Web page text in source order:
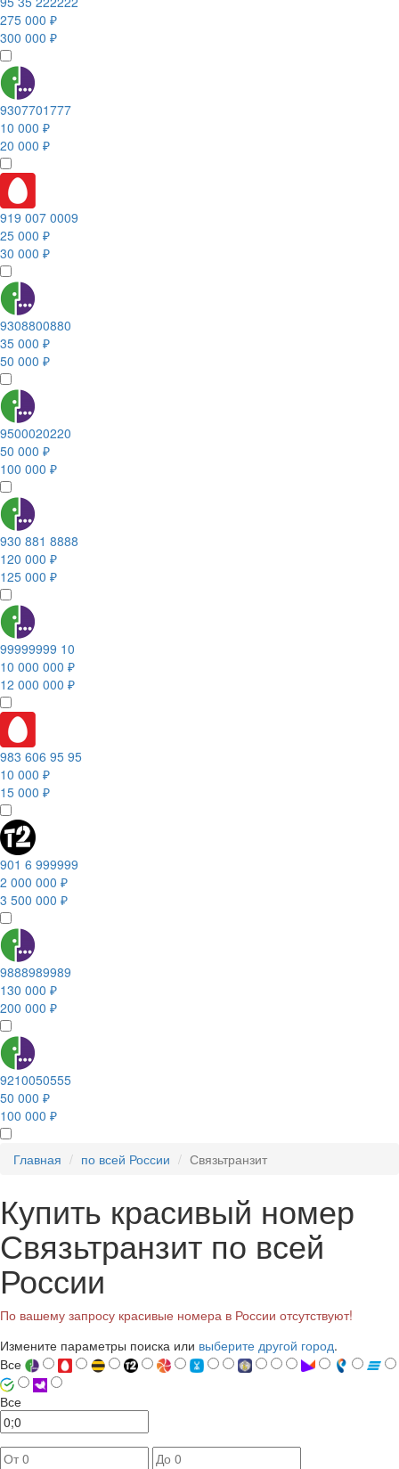
275 000 ₽
300 000 ₽
9307701777
10 000 ₽
20 000 ₽
919 007 0009
25 000 ₽
30 000 ₽
9308800880
35 000 ₽
50 000 ₽
9500020220
50 000 ₽
100 000 ₽
930 881 8888
120 000 ₽
125 000 ₽
99999999 10
10 000 000 ₽
12 000 000 ₽
983 606 95 95
10 000 ₽
15 000 ₽
901 6 999999
2 000 000 ₽
3 500 000 ₽
9888989989
130 000 ₽
200 000 ₽
9210050555
50 000 ₽
100 000 ₽
Главная по всей России Связьтранзит
Купить красивый номер
Связьтранзит по всей
России
По вашему запросу красивые номера в России отсутствуют!
Измените параметры поиска или выберите другой город.
Все
Все